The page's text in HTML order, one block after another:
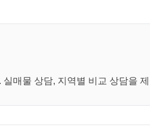
매물 상담, 지역별 비교 상담을